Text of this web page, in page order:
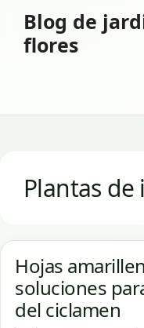
contenido
Blog de
flores
Plantas
Hojas
soluciones
del ciclamen